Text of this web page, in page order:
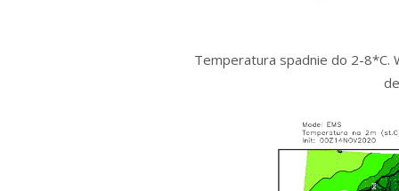
Temperatura spadnie do 2-8*C.